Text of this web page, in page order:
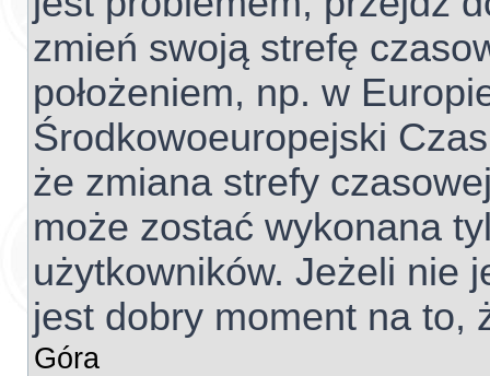
zmień swoją strefę
położeniem, np. w
Środkowoeuropejski
że zmiana strefy
może zostać wykonana
użytkowników. Jeżeli nie
jest dobry moment na to,
Góra